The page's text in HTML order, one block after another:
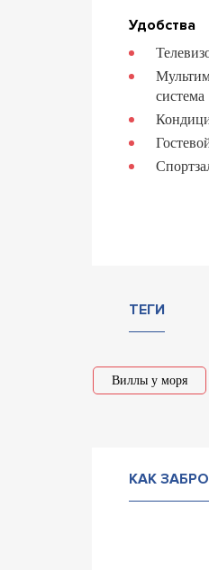
Удобства
система
ТЕГИ
Виллы у моря
КАК